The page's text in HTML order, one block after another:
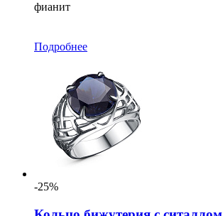
фианит
Подробнее
-25%